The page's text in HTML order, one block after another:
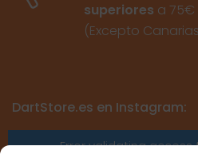
superiores a 75€
(Excepto
DartStore.es en Instagram:
Error validating access